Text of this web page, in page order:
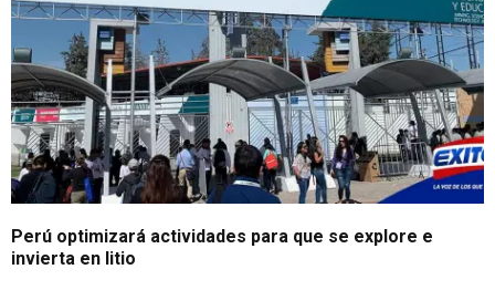
Perú optimizará actividades para que se explore e
invierta en litio